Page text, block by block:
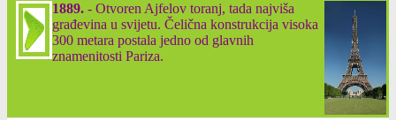
1889. - Otvoren Ajfelov toranj, tada najviša
građevina u svijetu. Čelična konstrukcija visoka
300 metara postala jedno od glavnih
znamenitosti Pariza.